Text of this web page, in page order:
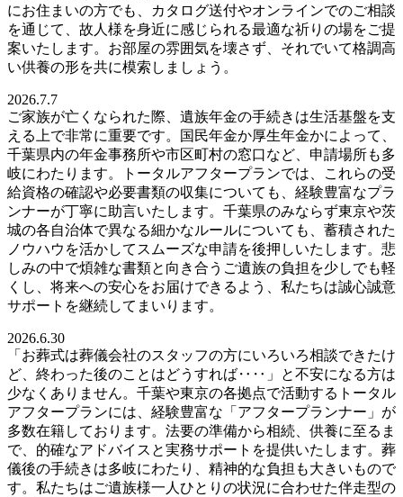
にお住まいの方でも、カタログ送付やオンラインでのご相談
を通じて、故人様を身近に感じられる最適な祈りの場をご提
案いたします。お部屋の雰囲気を壊さず、それでいて格調高
い供養の形を共に模索しましょう。
2026.7.7
ご家族が亡くなられた際、遺族年金の手続きは生活基盤を支
える上で非常に重要です。国民年金か厚生年金かによって、
千葉県内の年金事務所や市区町村の窓口など、申請場所も多
岐にわたります。トータルアフタープランでは、これらの受
給資格の確認や必要書類の収集についても、経験豊富なプラ
ンナーが丁寧に助言いたします。千葉県のみならず東京や茨
城の各自治体で異なる細かなルールについても、蓄積された
ノウハウを活かしてスムーズな申請を後押しいたします。悲
しみの中で煩雑な書類と向き合うご遺族の負担を少しでも軽
くし、将来への安心をお届けできるよう、私たちは誠心誠意
サポートを継続してまいります。
2026.6.30
「お葬式は葬儀会社のスタッフの方にいろいろ相談できたけ
ど、終わった後のことはどうすれば‥‥」と不安になる方は
少なくありません。千葉や東京の各拠点で活動するトータル
アフタープランには、経験豊富な「アフタープランナー」が
多数在籍しております。法要の準備から相続、供養に至るま
で、的確なアドバイスと実務サポートを提供いたします。葬
儀後の手続きは多岐にわたり、精神的な負担も大きいもので
す。私たちはご遺族様一人ひとりの状況に合わせた伴走型の